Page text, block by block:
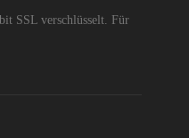
SSL verschlüsselt. Für